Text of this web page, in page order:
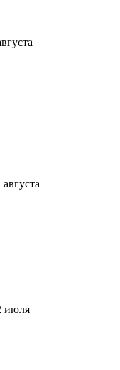
августа
июля